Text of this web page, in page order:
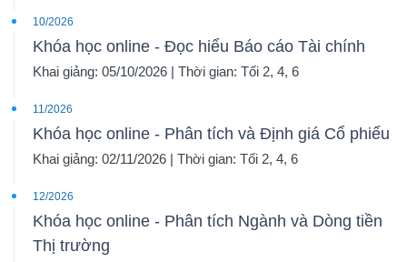
10/2026
Khóa học online - Đọc hiểu Báo cáo Tài chính
Khai giảng: 05/10/2026 | Thời gian: Tối 2, 4, 6
11/2026
Khóa học online - Phân tích và Định giá Cổ phiếu
Khai giảng: 02/11/2026 | Thời gian: Tối 2, 4, 6
12/2026
Khóa học online - Phân tích Ngành và Dòng tiền
Thị trường